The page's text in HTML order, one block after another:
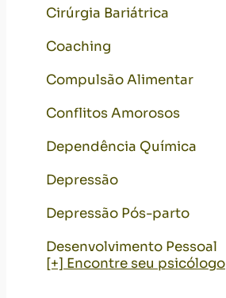
Cirúrgia Bariátrica
Coaching
Compulsão Alimentar
Conflitos Amorosos
Dependência Química
Depressão
Depressão Pós-parto
Desenvolvimento Pessoal
[+] Encontre seu psicólogo